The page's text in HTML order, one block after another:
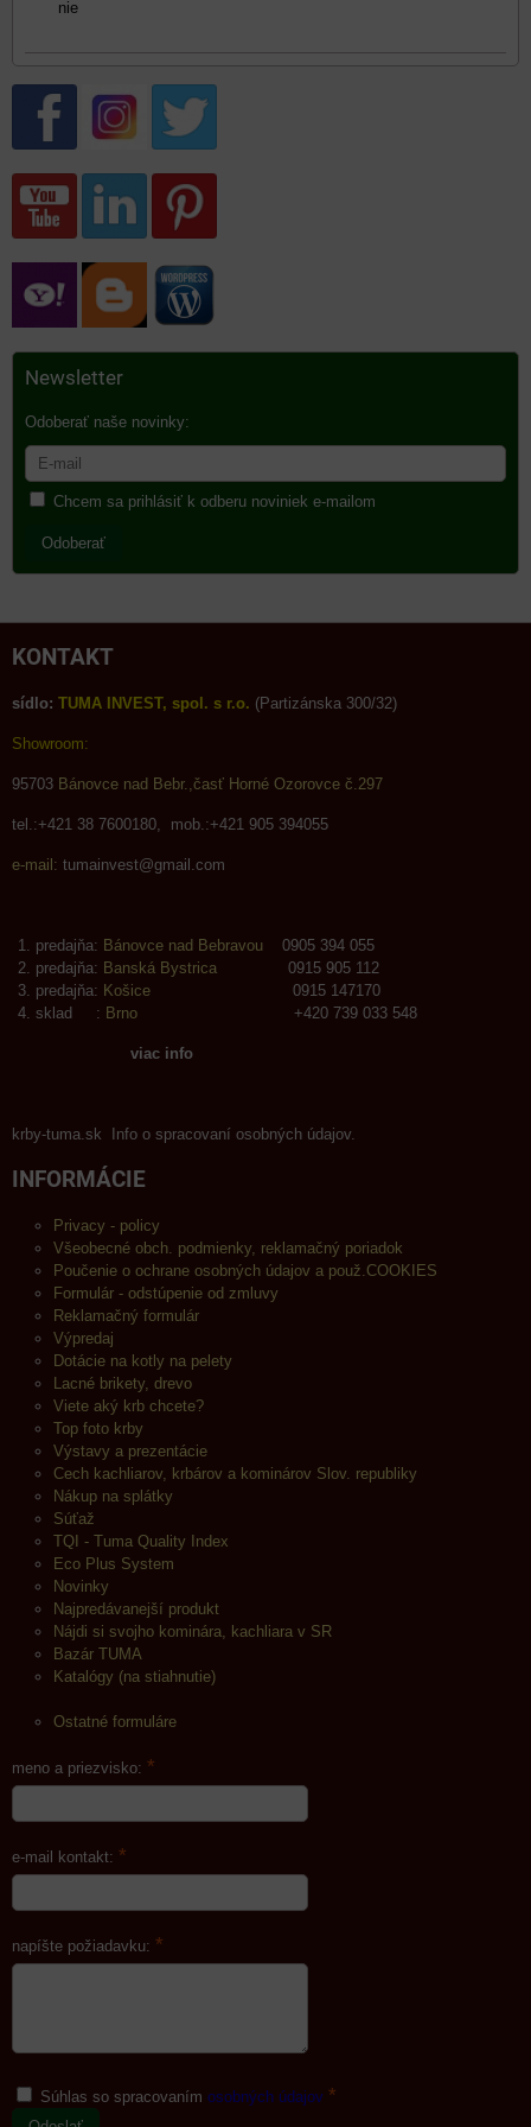
nie
Newsletter
Odoberať naše novinky:
Chcem sa prihlásiť k odberu noviniek e-mailom
Odoberať
KONTAKT
sídlo: TUMA INVEST, spol. s r.o. (Partizánska 300/32)
Showroom:
95703 Bánovce nad Bebr.,časť Horné Ozorovce č.297
tel.:+421 38 7600180, mob.:+421 905 394055
e-mail: tumainvest@gmail.com
predajňa: Bánovce nad Bebravou 0905 394 055
predajňa: Banská Bystrica 0915 905 112
predajňa: Košice 0915 147170
sklad : Brno +420 739 033 548
viac info
krby-tuma.sk Info o spracovaní osobných údajov.
INFORMÁCIE
Privacy - policy
Všeobecné obch. podmienky, reklamačný poriadok
Poučenie o ochrane osobných údajov a použ.COOKIES
Formulár - odstúpenie od zmluvy
Reklamačný formulár
Výpredaj
Dotácie na kotly na pelety
Lacné brikety, drevo
Viete aký krb chcete?
Top foto krby
Výstavy a prezentácie
Cech kachliarov, krbárov a kominárov Slov. republiky
Nákup na splátky
Súťaž
TQI - Tuma Quality Index
Eco Plus System
Novinky
Najpredávanejší produkt
Nájdi si svojho kominára, kachliara v SR
Bazár TUMA
Katalógy (na stiahnutie)
Ostatné formuláre
meno a priezvisko: *
e-mail kontakt: *
napíšte požiadavku: *
Súhlas so spracovaním osobných údajov *